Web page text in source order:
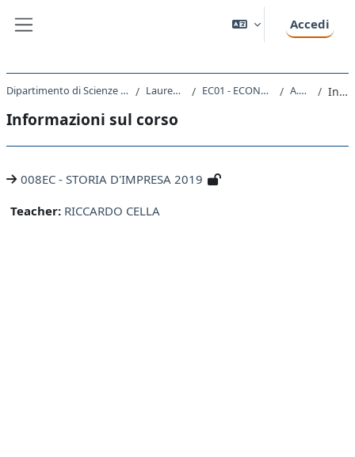
Accedi
Dipartimento di Scienze Economiche, Aziendali, Matematiche e Statistiche Laurea triennale (DM270) EC01 - ECONOMIA E GESTIONE AZIENDALE A.A. 2019 - 2020 Introduzione
Informazioni sul corso
008EC - STORIA D'IMPRESA 2019
Teacher: RICCARDO CELLA